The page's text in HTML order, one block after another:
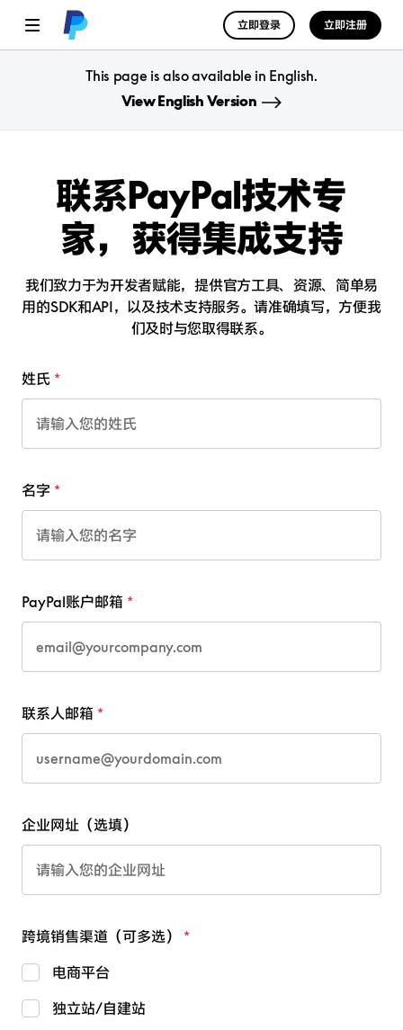
立即登录 立即注册
This page is also available in English.
View English Version
联系PayPal技术专
家， 获得集成支持
我们致力于为开发者赋能，提供官方工具、资源、简单易
用的SDK和API，以及技术支持服务。请准确填写，方便我
们及时与您取得联系。
姓氏
名字
PayPal账户邮箱
联系人邮箱
企业网址（选填）
跨境销售渠道（可多选）
电商平台
独立站/自建站